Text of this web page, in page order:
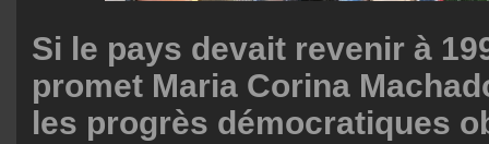
Si le pays devait revenir à
promet Maria Corina
les progrès démocratiques